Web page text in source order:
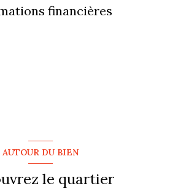
financières
AUTOUR DU BIEN
le quartier